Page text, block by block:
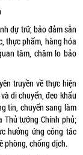
dự trữ, bảo đảm sẵn
thực phẩm, hàng hóa
tâm, chăm lo bảo
truyền về thực hiện
di chuyển, đeo khẩu
tin, chuyển sang làm
Thủ tướng Chính phủ;
hưởng ứng công tác
phòng, chống dịch.